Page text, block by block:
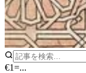
€1=...